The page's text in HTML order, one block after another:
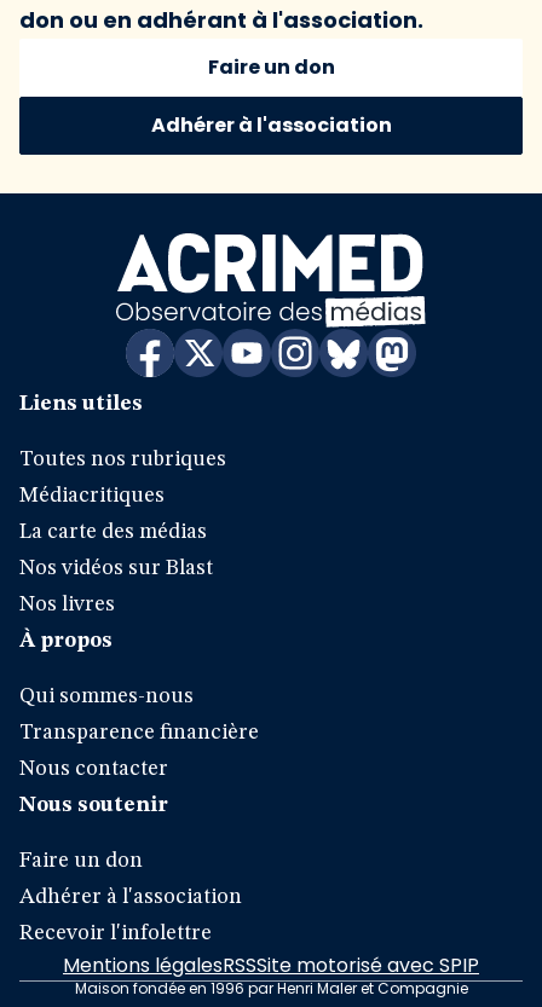
don ou en adhérant à l'association.
Faire un don
Adhérer à l'association
Liens utiles
Toutes nos rubriques
Médiacritiques
La carte des médias
Nos vidéos sur Blast
Nos livres
À propos
Qui sommes-nous
Transparence financière
Nous contacter
Nous soutenir
Faire un don
Adhérer à l'association
Recevoir l'infolettre
Mentions légalesRSSSite motorisé avec SPIP
Maison fondée en 1996 par Henri Maler et Compagnie